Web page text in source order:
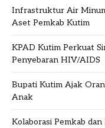
Infrastruktur Air Minum
Aset Pemkab Kutim
KPAD Kutim Perkuat
Penyebaran HIV/AIDS
Bupati Kutim Ajak
Anak
Kolaborasi Pemkab